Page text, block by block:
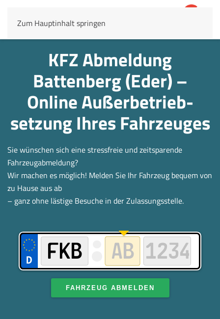
Zum Hauptinhalt springen
KFZ Abmeldung
Battenberg (Eder) –
Online Außerbetrieb­
setzung Ihres Fahrzeuges
Sie wünschen sich eine stressfreie und zeitsparende
Fahrzeugabmeldung?
Wir machen es möglich! Melden Sie Ihr Fahrzeug bequem von
zu Hause aus ab
– ganz ohne lästige Besuche in der Zulassungsstelle.
FAHRZEUG ABMELDEN